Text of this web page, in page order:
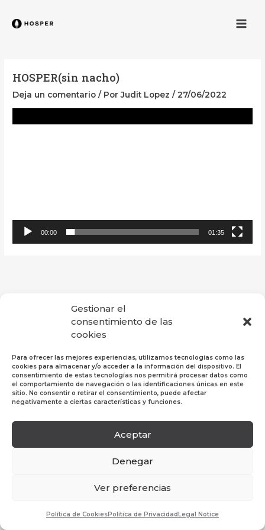
Gestionar el
consentimiento de las
cookies
Para ofrecer las mejores experiencias, utilizamos tecnologías como las
cookies para almacenar y/o acceder a la información del dispositivo. El
consentimiento de estas tecnologías nos permitirá procesar datos como
el comportamiento de navegación o las identificaciones únicas en este
sitio. No consentir o retirar el consentimiento, puede afectar
negativamente a ciertas características y funciones.
Aceptar
Denegar
Ver preferencias
Política de CookiesPolítica de PrivacidadLegal Notice
HOSPER(sin nacho)
Deja un comentario / PorJudit Lopez/27/06/2022
de
00:00 01:35
Política de Privacidad|Política de Cookies
Legal
reservados.